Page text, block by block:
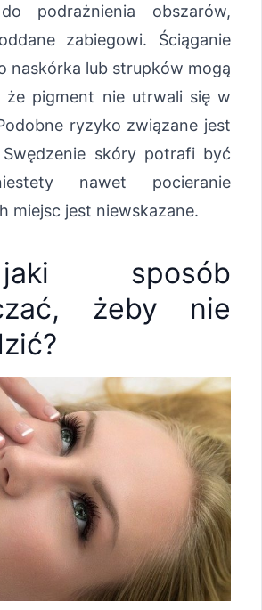
podrażnienia obszarów,
zabiegowi. Ściąganie
naskórka lub strupków mogą
że pigment nie utrwali się w
ryzyko związane jest
skóry potrafi być
nawet pocieranie
miejsc jest niewskazane.
sposób
żeby nie